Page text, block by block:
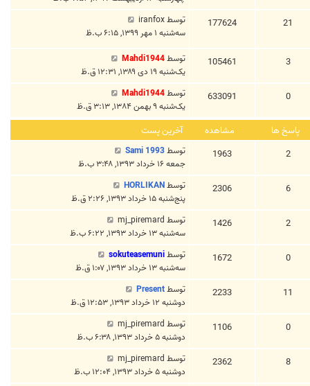
21
177624 توسطiranfox
سه‌شنبه ۱ مهر ۱۳۹۹, ۶:۱۵ ب.ظ
3
105461 توسطMahdi1944
یک‌شنبه ۱۹ دی ۱۳۸۹, ۱۲:۳۱ ق.ظ
0
633091 توسطMahdi1944
یک‌شنبه ۹ بهمن ۱۳۸۴, ۳:۱۳ ق.ظ
پاسخ ها مشاهده آخرین پست
2
1963 توسطSami 1993
جمعه ۱۶ خرداد ۱۳۹۳, ۳:۴۸ ب.ظ
6
2306 توسطHORLIKAN
پنج‌شنبه ۱۵ خرداد ۱۳۹۳, ۲:۲۶ ق.ظ
2
1426 توسط mj_piremard
سه‌شنبه ۱۳ خرداد ۱۳۹۳, ۶:۲۲ ب.ظ
0
1672 توسطsokuteasemuni
سه‌شنبه ۱۳ خرداد ۱۳۹۳, ۱:۰۷ ق.ظ
11
2233 توسطPresent
دوشنبه ۱۲ خرداد ۱۳۹۳, ۱۲:۵۳ ق.ظ
0
1106 توسط mj_piremard
دوشنبه ۵ خرداد ۱۳۹۳, ۶:۳۸ ب.ظ
8
2362 توسط mj_piremard
دوشنبه ۵ خرداد ۱۳۹۳, ۱۲:۰۴ ب.ظ